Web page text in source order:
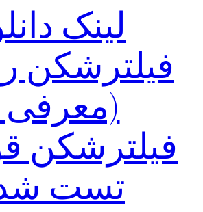
لینک
فیلترشکن
فیلترشکن
تست